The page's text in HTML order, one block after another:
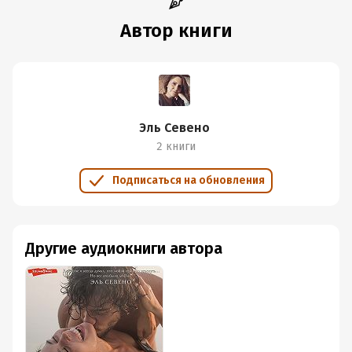
Автор книги
Эль Севено
2 книги
Подписаться на обновления
Другие аудиокниги автора